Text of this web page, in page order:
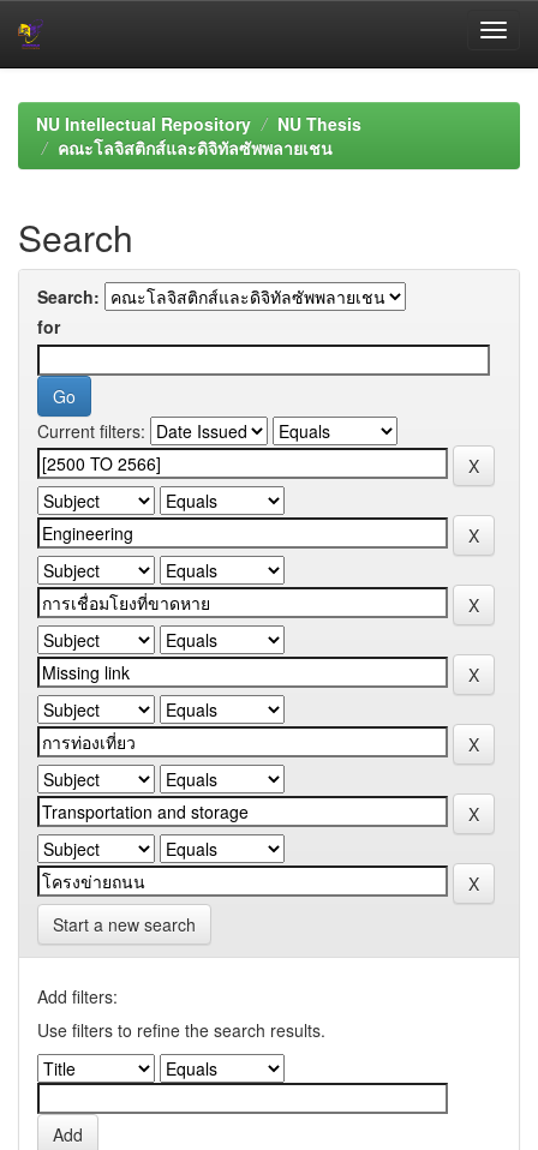
navigationNU Intellectual Repository
NU Thesis
คณะโลจิสติกส์และดิจิทัลซัพพลายเชน
Search
Search:
for
Current filters:
Start a new search
Add filters:
Use filters to refine the search results.